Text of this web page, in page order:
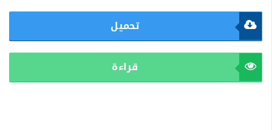
تحميل
قراءة